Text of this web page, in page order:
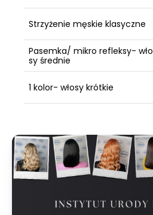
Strzyżenie męskie klasyczne
Pasemka/ mikro refleksy- wło
sy średnie
1 kolor- włosy krótkie